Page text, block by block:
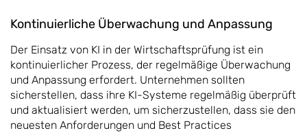
Kontinuierliche Überwachung und Anpassung
Der Einsatz von KI in der Wirtschaftsprüfung ist ein
kontinuierlicher Prozess, der regelmäßige Überwachung
und Anpassung erfordert. Unternehmen sollten
sicherstellen, dass ihre KI-Systeme regelmäßig überprüft
und aktualisiert werden, um sicherzustellen, dass sie den
neuesten Anforderungen und Best Practices